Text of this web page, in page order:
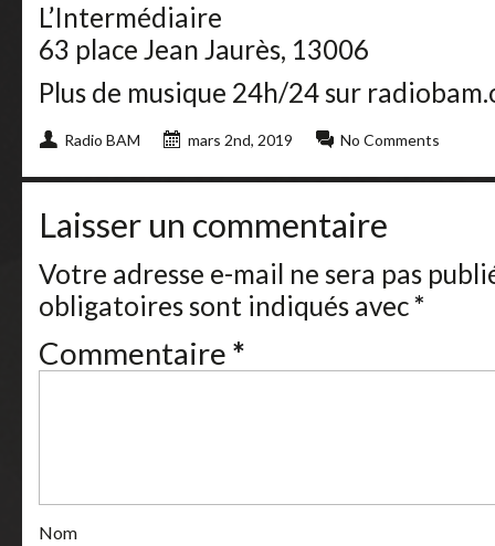
L’Intermédiaire
63 place Jean Jaurès, 13006
Plus de musique 24h/24 sur
Radio BAM mars 2nd, 2019 No Comments
Laisser un commentaire
Votre adresse e-mail ne sera pas
obligatoires sont indiqués avec*
Commentaire *
Nom